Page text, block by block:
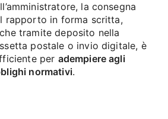
la consegna
rapporto in forma scritta,
tramite deposito nella
postale o invio digitale, è
per adempiere agli
normativi.